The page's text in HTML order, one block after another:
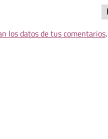
los datos de tus comentarios.